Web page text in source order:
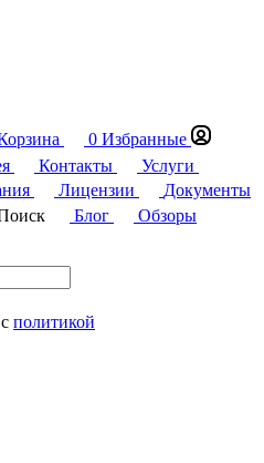
0 Избранные
Контакты
Услуги
Лицензии
Документы
Блог
Обзоры
политикой